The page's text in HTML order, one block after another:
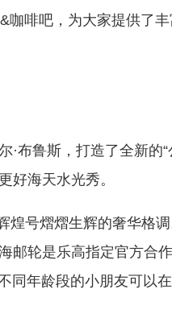
咖啡吧，为大家提供了
·布鲁斯，打造了全新的
好海天水光秀。
煌号熠熠生辉的奢华格
邮轮是乐高指定官方合
同年龄段的小朋友可以